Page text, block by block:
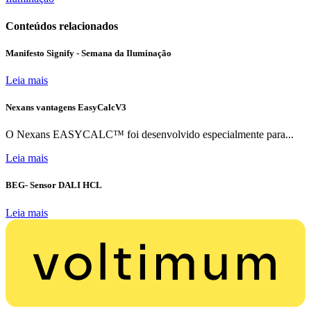
Conteúdos relacionados
Manifesto Signify - Semana da Iluminação
Leia mais
Nexans vantagens EasyCalcV3
O Nexans EASYCALC™ foi desenvolvido especialmente para...
Leia mais
BEG- Sensor DALI HCL
Leia mais